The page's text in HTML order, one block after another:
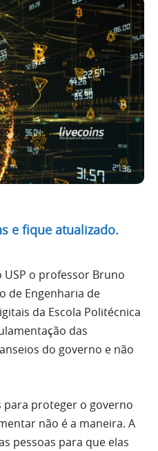
e fique atualizado.
USP o professor Bruno
de Engenharia de
da Escola Politécnica
das
do governo e não
para proteger o governo
não é a maneira. A
pessoas para que elas